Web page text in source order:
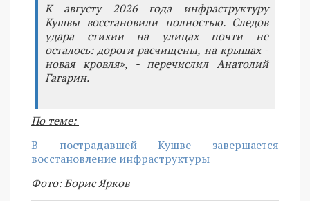
К августу 2026 года инфраструктуру
Кушвы восстановили полностью. Следов
удара стихии на улицах почти не
осталось: дороги расчищены, на крышах -
новая кровля», - перечислил Анатолий
Гагарин.
По теме:
В пострадавшей Кушве завершается
восстановление инфраструктуры
Фото: Борис Ярков